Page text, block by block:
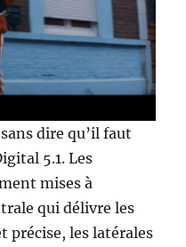
dire qu’il faut
5.1. Les
mises à
qui délivre les
précise, les latérales